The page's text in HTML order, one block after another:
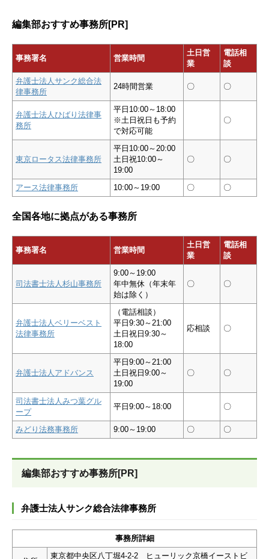
編集部おすすめ事務所[PR]
事務署名 営業時間
土日営
業
電話相
談
弁護士法人サンク総合法
律事務所
24時間営業 〇 〇
弁護士法人ひばり法律事
務所
平日10:00～18:00
※土日祝日も予約
で対応可能
〇
東京ロータス法律事務所
平日10:00～20:00
土日祝10:00～
19:00
〇 〇
アース法律事務所 10:00～19:00 〇 〇
全国各地に拠点がある事務所
事務署名 営業時間
土日営
業
電話相
談
司法書士法人杉山事務所
9:00～19:00
年中無休（年末年
始は除く）
〇 〇
弁護士法人ベリーベスト
法律事務所
（電話相談）
平日9:30～21:00
土日祝日9:30～
18:00
応相談 〇
弁護士法人アドバンス
平日9:00～21:00
土日祝日9:00～
19:00
〇 〇
司法書士法人みつ葉グル
ープ
平日9:00～18:00 〇
みどり法務事務所 9:00～19:00 〇 〇
編集部おすすめ事務所[PR]
弁護士法人サンク総合法律事務所
事務所詳細
東京都中央区八丁堀4-2-2 ヒューリック京橋イーストビ